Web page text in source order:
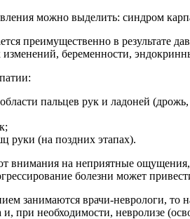
можно выделить: синдром
преимущественно в результате
изменений, беременности,
пальцев рук и ладоней
руки (на поздних этапах).
внимания на неприятные
болезни может
занимаются врачи-неврологи, то
при необходимости, невролизе